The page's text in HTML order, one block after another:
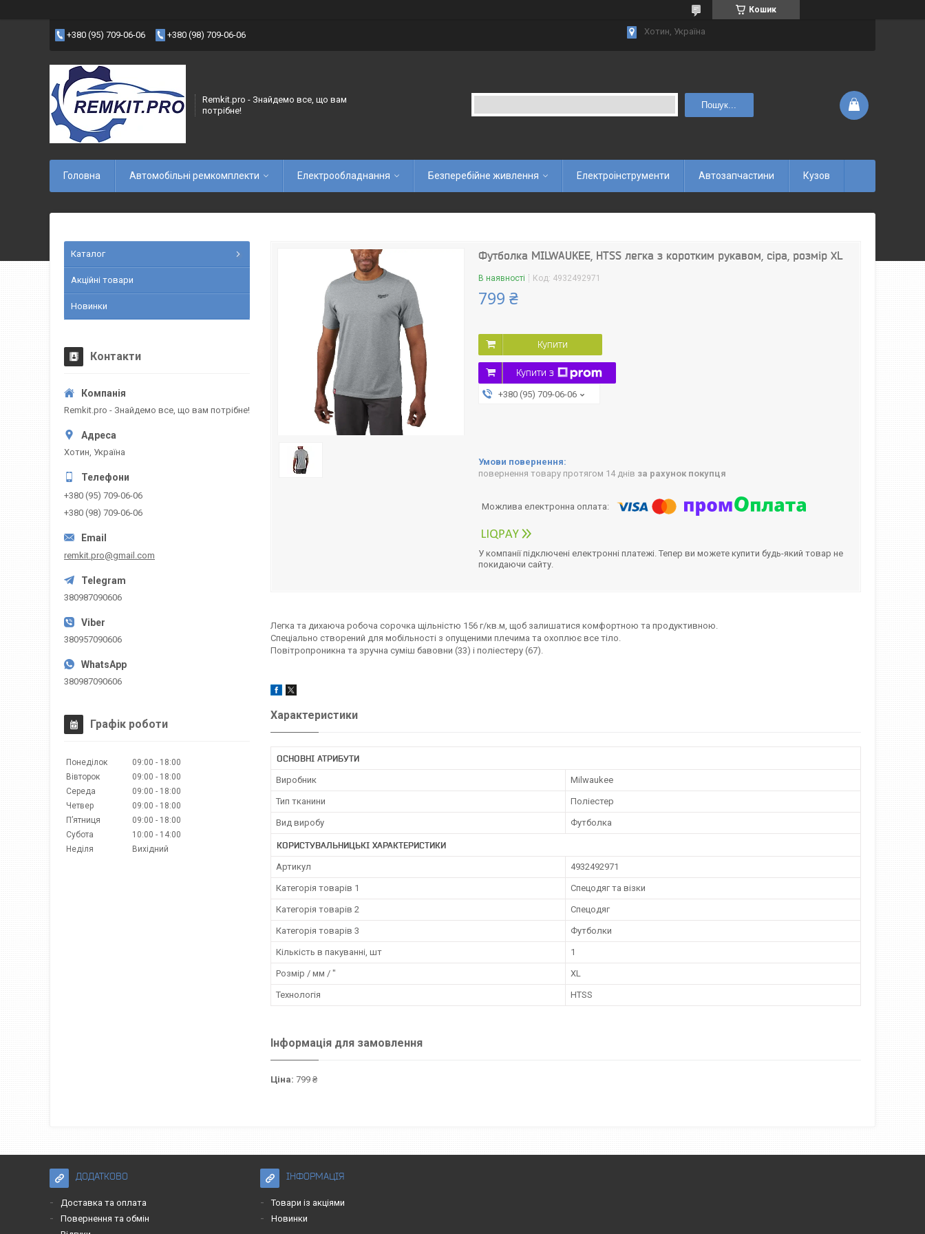
Кошик
+380 (95) 709-06-06 +380 (98) 709-06-06 Хотин, Україна
Remkit.pro - Знайдемо все, що вам
потрібне!
Пошук...
Головна Автомобільні ремкомплекти Електрообладнання Безперебійне живлення Електроінструменти Автозапчастини Кузов
Футболка MILWAUKEE, HTSS легка з коротким рукавом, сіра, розмір XL
В наявності Код: 4932492971
799 ₴
Купити
Купити з
+380 (95) 709-06-06
повернення товару протягом 14 днів за рахунок покупця
У компанії підключені електронні платежі. Тепер ви можете купити будь-який товар не
покидаючи сайту.
Легка та дихаюча робоча сорочка щільністю 156 г/кв.м, щоб залишатися комфортною та продуктивною.
Спеціально створений для мобільності з опущеними плечима та охоплює все тіло.
Повітропроникна та зручна суміш бавовни (33) і поліестеру (67).
Характеристики
ОСНОВНІ АТРИБУТИ
Виробник Milwaukee
Тип тканини Поліестер
Вид виробу Футболка
КОРИСТУВАЛЬНИЦЬКІ ХАРАКТЕРИСТИКИ
Артикул 4932492971
Категорія товарів 1 Спецодяг та візки
Категорія товарів 2 Спецодяг
Категорія товарів 3 Футболки
Кількість в пакуванні, шт 1
Розмір / мм / " XL
Технологія HTSS
Інформація для замовлення
Ціна: 799 ₴
Каталог
Акційні товари
Новинки
Контакти
Remkit.pro - Знайдемо все, що вам потрібне!
Хотин, Україна
+380 (95) 709-06-06
+380 (98) 709-06-06
remkit.pro@gmail.com
380987090606
380957090606
380987090606
Графік роботи
Понеділок 09:00
18:00
Вівторок
09:00
18:00
Середа
09:00
18:00
Четвер
09:00
18:00
Пʼятниця
09:00
18:00
Субота
10:00
14:00
Неділя
Вихідний
ДОДАТКОВО
Доставка та оплата
Повернення та обмін
ІНФОРМАЦІЯ
Товари із акціями
Новинки